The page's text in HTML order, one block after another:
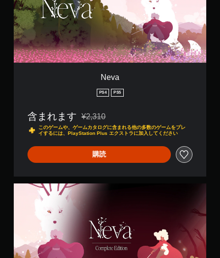
Neva
PS4 PS5
含まれます 通常価格¥2,310より値引き
¥2,310
このゲームや、ゲームカタログに含まれる他の多数のゲームをプレ
イするには、PlayStation Plus エクストラに加入してください
購読
e